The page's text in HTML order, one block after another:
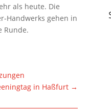
als heute. Die
Handwerks gehen in
Runde.
in Haßfurt →